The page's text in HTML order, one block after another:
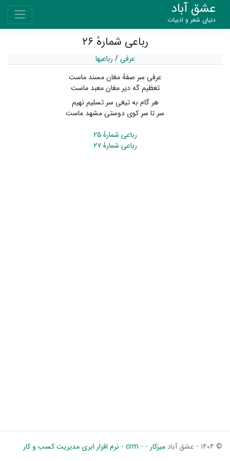
عشق آباد
دنیای شعر و ادبیات
رباعی شمارهٔ ۲۶
عرفی/ رباعیها
عرفی سر صفهٔ مغان مسند ماست
تعظیم گه دیر مغان معبد ماست
هر گام به تیغی سر تسلیم نهیم
سر تا سر کوی دوستی مشهد ماست
رباعی شمارهٔ ۲۵
رباعی شمارهٔ ۲۷
© ۱۴۰۴ - عشق آباد میزکار - - crm - نرم افزار ابری مدیریت کسب و کار